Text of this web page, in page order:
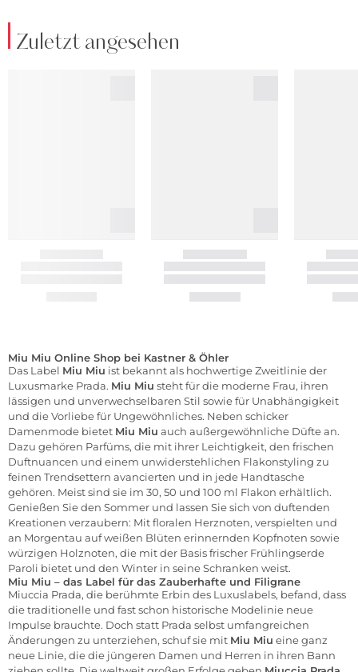
Zuletzt angesehen
Miu Miu Online Shop bei Kastner & Öhler
Das Label Miu Miu ist bekannt als hochwertige Zweitlinie der
Luxusmarke Prada. Miu Miu steht für die moderne Frau, ihren
lässigen und unverwechselbaren Stil sowie für Unabhängigkeit
und die Vorliebe für Ungewöhnliches. Neben schicker
Damenmode bietet Miu Miu auch außergewöhnliche Düfte an.
Dazu gehören Parfüms, die mit ihrer Leichtigkeit, den frischen
Duftnuancen und einem unwiderstehlichen Flakonstyling zu
feinen Trendsettern avancierten und in jede Handtasche
gehören. Meist sind sie im 30, 50 und 100 ml Flakon erhältlich.
Genießen Sie den Sommer und lassen Sie sich von duftenden
Kreationen verzaubern: Mit floralen Herznoten, verspielten und
an Morgentau auf weißen Blüten erinnernden Kopfnoten sowie
würzigen Holznoten, die mit der Basis frischer Frühlingserde
Paroli bietet und den Winter in seine Schranken weist.
Miu Miu – das Label für das Zauberhafte und Filigrane
Miuccia Prada, die berühmte Erbin des Luxuslabels, befand, dass
die traditionelle und fast schon historische Modelinie neue
Impulse brauchte. Doch statt Prada selbst umfangreichen
Änderungen zu unterziehen, schuf sie mit Miu Miu eine ganz
neue Linie, die die jüngeren Damen und Herren in ihren Bann